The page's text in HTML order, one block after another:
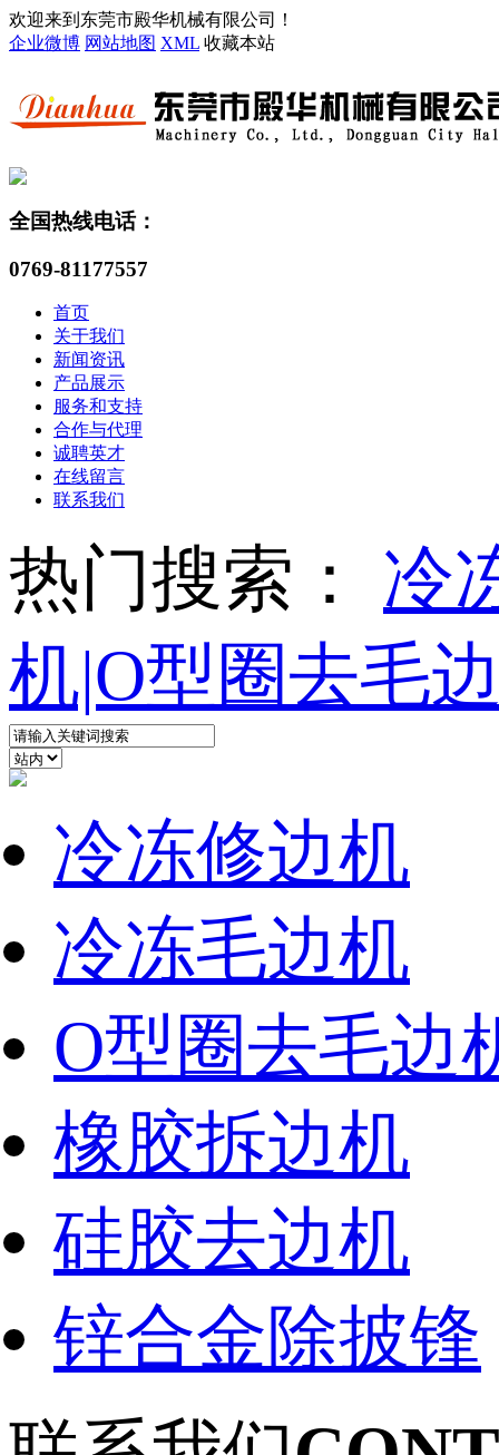
欢迎来到东莞市殿华机械有限公司！
企业微博 网站地图 XML 收藏本站
全国热线电话：
0769-81177557
首页
关于我们
新闻资讯
产品展示
服务和支持
合作与代理
诚聘英才
在线留言
联系我们
热门搜索：
冷
机|O型圈去毛
冷冻修边机
冷冻毛边机
O型圈去毛边
橡胶拆边机
硅胶去边机
锌合金除披锋